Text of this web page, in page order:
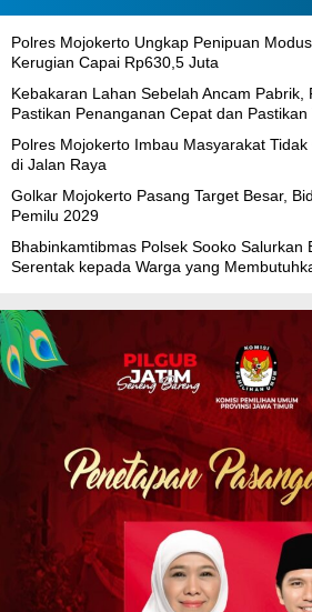
Polres Mojokerto Ungkap Penipuan
Kerugian Capai Rp630,5 Juta
Kebakaran Lahan Sebelah Ancam Pabrik,
Pastikan Penanganan Cepat dan Pastikan
Polres Mojokerto Imbau Masyarakat
di Jalan Raya
Golkar Mojokerto Pasang Target Besar,
Pemilu 2029
Bhabinkamtibmas Polsek Sooko Salurkan
Serentak kepada Warga yang